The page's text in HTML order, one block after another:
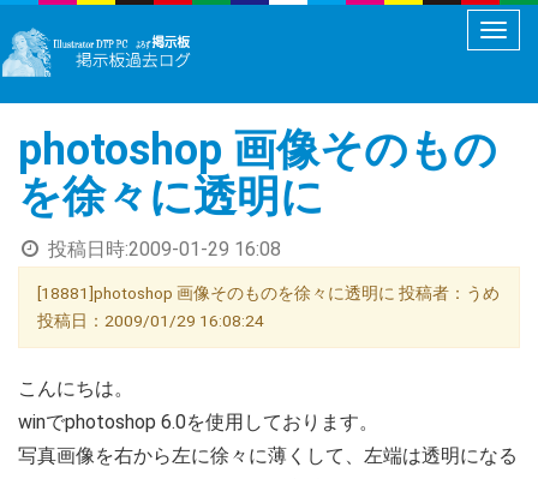
メ
ュ
ー
え
photoshop 画像そのもの
を徐々に透明に
投稿日時:2009-01-29 16:08
[18881]photoshop 画像そのものを徐々に透明に 投稿者：うめ
投稿日：2009/01/29 16:08:24
こんにちは。
winでphotoshop 6.0を使用しております。
写真画像を右から左に徐々に薄くして、左端は透明になる